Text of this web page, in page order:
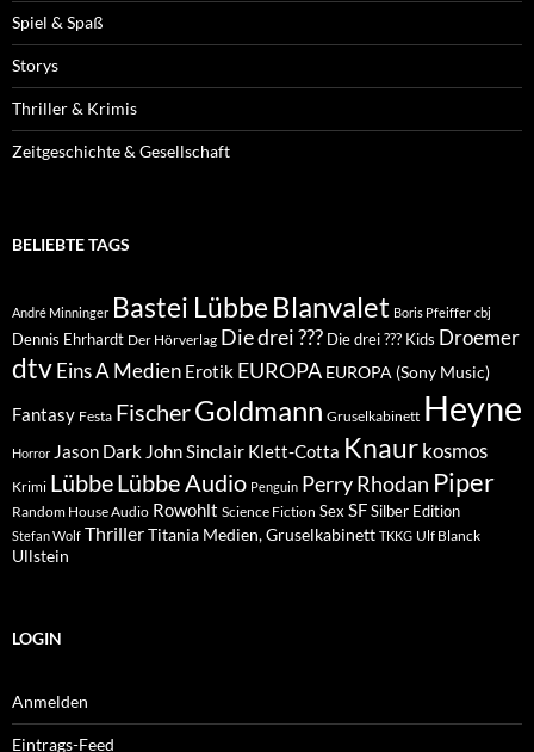
Spiel & Spaß
Storys
Thriller & Krimis
Zeitgeschichte & Gesellschaft
BELIEBTE TAGS
André Minninger Bastei Lübbe Blanvalet Boris Pfeiffer cbj
Dennis Ehrhardt Der Hörverlag Die drei ??? Die drei ??? Kids Droemer
dtvEins A Medien Erotik EUROPA EUROPA (Sony Music)
Fantasy Festa FischerGoldmann Gruselkabinett Heyne
Horror Jason Dark John Sinclair Klett-Cotta Knaur kosmos
Krimi LübbeLübbe Audio Penguin Perry Rhodan Piper
Random House Audio Rowohlt Science Fiction Sex SFSilber Edition
Stefan Wolf ThrillerTitania Medien, Gruselkabinett TKKG Ulf Blanck
Ullstein
LOGIN
Anmelden
Eintrags-Feed